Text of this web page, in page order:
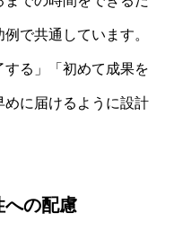
で共通しています。
る」「初めて成果を
めに届けるように設計
への配慮